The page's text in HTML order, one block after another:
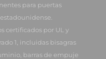
para puertas
certificados por UL y
1, incluidas bisagras
barras de empuje